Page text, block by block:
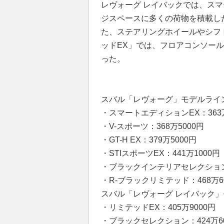
レヴォーグ レイバックでは、ス
ジスペースに多くの荷物を積載
た、ステアリングホイールやシ
ッドEX」では、フロアコンソー
った。
スバル「レヴォーグ」モデルライ
・スマートエディションEX：363
・V-スポーツ：368万5000円
・GT-H EX：379万5000円
・STIスポーツEX：441万1000円
・ブラックインテリアセレクシ
・R-ブラックリミテッド：468万
スバル「レヴォーグ レイバック
・リミテッドEX：405万9000円
・ブラックセレクション：424万